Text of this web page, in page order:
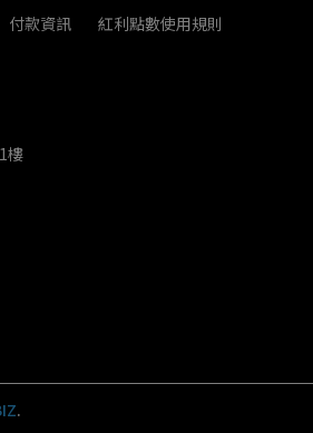
付款資訊
紅利點數使用規則
樓
.